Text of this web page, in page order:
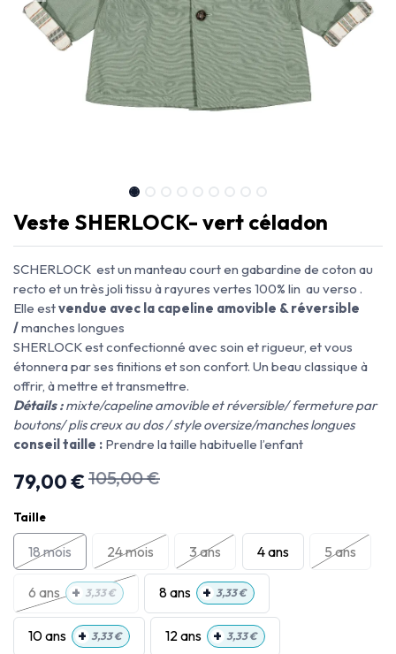
Veste SHERLOCK- vert céladon
SCHERLOCK est un manteau court en gabardine de coton au
recto et un très joli tissu à rayures vertes 100% lin au verso .
Elle estvendue avec la capeline amovible & réversible
/manches longues
SHERLOCK est confectionné avec soin et rigueur, et vous
étonnera par ses finitions et son confort. Un beau classique à
offrir, à mettre et transmettre.
Détails:mixte/capeline amovible et réversible/ fermeture par
boutons/ plis creux au dos / style oversize/manches longues
conseil taille : Prendre la taille habituelle l’enfant
79,00€105,00€
Taille
18 mois 24 mois 3 ans 4 ans 5 ans
6 ans + 3,33€ 8 ans + 3,33€
10 ans + 3,33€ 12 ans + 3,33€